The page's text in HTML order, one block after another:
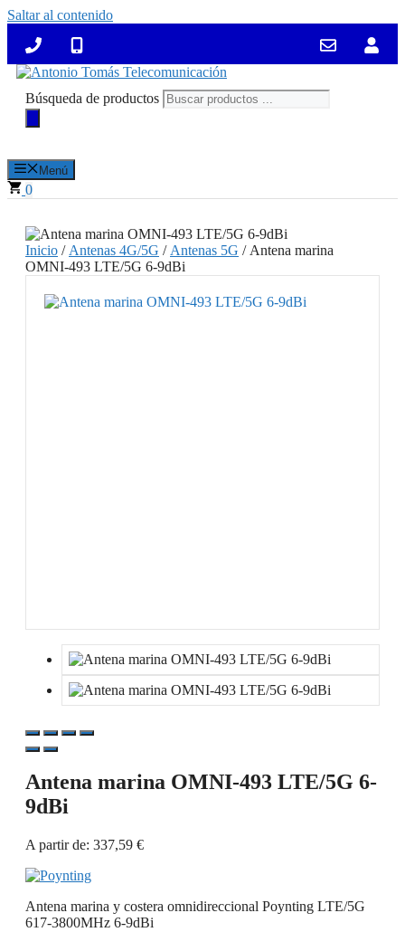
Saltar al contenido
Búsqueda de productos
Menú
0
Inicio / Antenas 4G/5G / Antenas 5G / Antena marina
OMNI-493 LTE/5G 6-9dBi
Antena marina OMNI-493 LTE/5G 6-
9dBi
A partir de: 337,59 €
Antena marina y costera omnidireccional Poynting LTE/5G
617-3800MHz 6-9dBi